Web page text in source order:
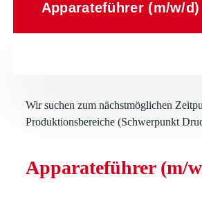
Apparateführer (m/w/d)
Wir suchen zum nächstmöglichen
Produktionsbereiche (Schwerpunkt
Apparateführer (m/